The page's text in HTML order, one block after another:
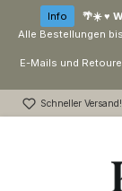
Zum Hauptinhalt
Info
🌴☀️ ♥
Alle Bestellungen
E-Mails und
Schneller Versand!